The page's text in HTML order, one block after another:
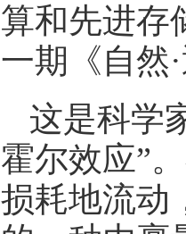
算和先进存
一期《自然
这是科学
霍尔效应”
损耗地流动